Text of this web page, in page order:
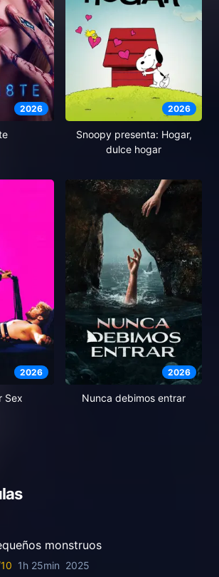
2026 2026
Snoopy presenta: Hogar,
dulce hogar
2026
Sex
2026
Nunca debimos entrar
monstruos
1h 25min 2025